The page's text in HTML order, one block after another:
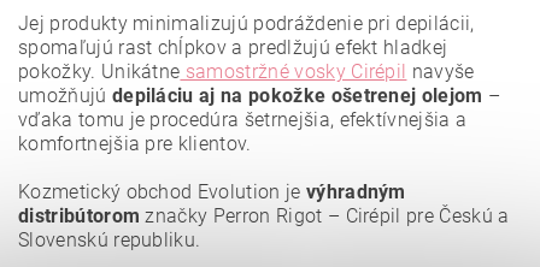
Vložením hodnotenie súhlasíte spodmienkami ochrany
osobných údajov.
Jej produkty minimalizujú podráždenie pri depilácii,
spomaľujú rast chĺpkov a predlžujú efekt hladkej
pokožky. Unikátne samostržné vosky Cirépil navyše
umožňujú depiláciu aj na pokožke ošetrenej olejom –
vďaka tomu je procedúra šetrnejšia, efektívnejšia a
komfortnejšia pre klientov.
Kozmetický obchod Evolution je výhradným
distribútorom značky Perron Rigot – Cirépil pre Českú a
Slovenskú republiku.